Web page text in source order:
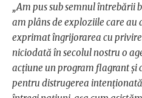
„Am pus sub semnul întrebării
am plâns de exploziile care au
exprimat îngrijorarea cu
niciodată în secolul nostru o
acțiune un program flagrant și
pentru distrugerea